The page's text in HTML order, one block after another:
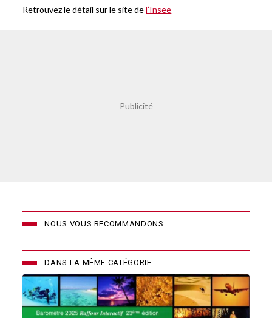
Retrouvez le détail sur le site del’Insee
NOUS VOUS RECOMMANDONS
DANS LA MÊME CATÉGORIE